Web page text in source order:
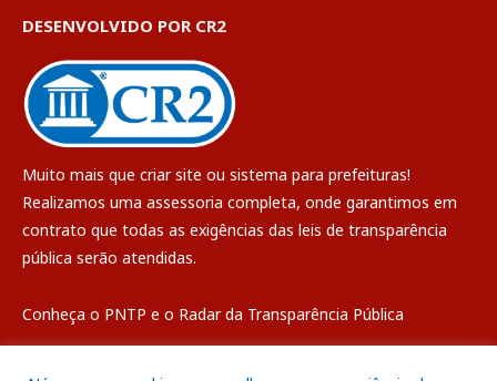
DESENVOLVIDO POR CR2
Muito mais que criar site ou sistema para prefeituras!
Realizamos uma assessoria completa, onde garantimos em
contrato que todas as exigências das leis de transparência
pública serão atendidas.
Conheça o PNTP e o Radar da Transparência Pública